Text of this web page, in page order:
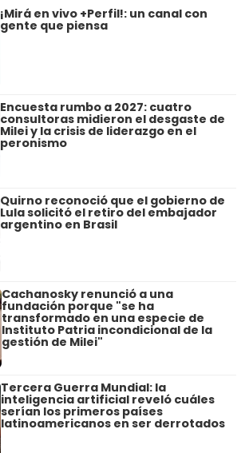
¡Mirá en vivo +Perfil!: un canal con
gente que piensa
Encuesta rumbo a 2027: cuatro
consultoras midieron el desgaste de
Milei y la crisis de liderazgo en el
peronismo
Quirno reconoció que el gobierno de
Lula solicitó el retiro del embajador
argentino en Brasil
Cachanosky renunció a una
fundación porque "se ha
transformado en una especie de
Instituto Patria incondicional de la
gestión de Milei"
Tercera Guerra Mundial: la
inteligencia artificial reveló cuáles
serían los primeros países
latinoamericanos en ser derrotados